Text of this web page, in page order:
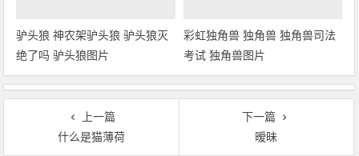
驴头狼 神农架驴头狼 驴头狼灭
绝了吗 驴头狼图片
彩虹独角兽 独角兽 独角兽司法
考试 独角兽图片
上一篇
什么是猫薄荷
下一篇
暧昧